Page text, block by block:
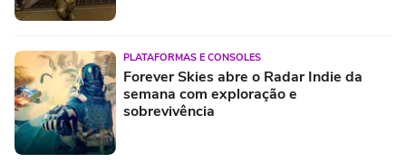
PLATAFORMAS E CONSOLES
Forever Skies abre o Radar Indie da
semana com exploração e
sobrevivência